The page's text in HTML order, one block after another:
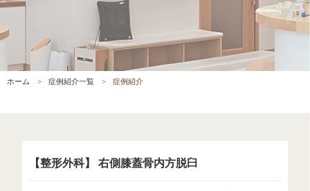
ホーム 症例紹介一覧 症例紹介
【整形外科】 右側膝蓋骨内方脱臼